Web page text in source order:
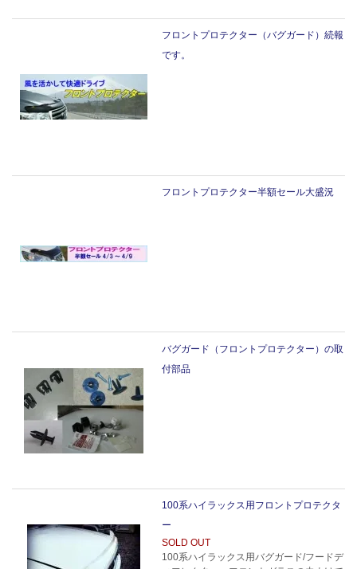
フロントプロテクター（バグガード）続報
です。
フロントプロテクター半額セール大盛況
バグガード（フロントプロテクター）の取
付部品
100系ハイラックス用フロントプロテクタ
ー
SOLD OUT
100系ハイラックス用バグガード/フードデ